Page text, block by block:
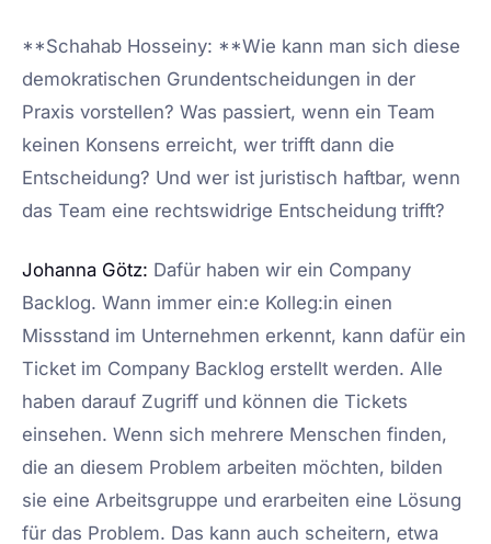
**Schahab Hosseiny: **Wie kann man sich diese
demokratischen Grundentscheidungen in der
Praxis vorstellen? Was passiert, wenn ein Team
keinen Konsens erreicht, wer trifft dann die
Entscheidung? Und wer ist juristisch haftbar, wenn
das Team eine rechtswidrige Entscheidung trifft?
Johanna Götz: Dafür haben wir ein Company
Backlog. Wann immer ein:e Kolleg:in einen
Missstand im Unternehmen erkennt, kann dafür ein
Ticket im Company Backlog erstellt werden. Alle
haben darauf Zugriff und können die Tickets
einsehen. Wenn sich mehrere Menschen finden,
die an diesem Problem arbeiten möchten, bilden
sie eine Arbeitsgruppe und erarbeiten eine Lösung
für das Problem. Das kann auch scheitern, etwa